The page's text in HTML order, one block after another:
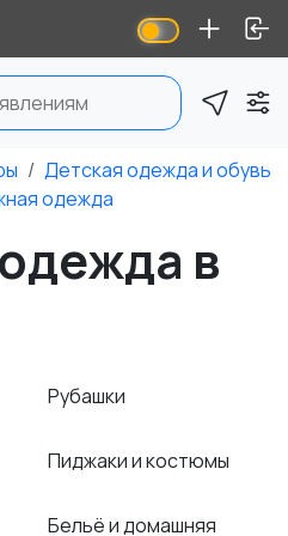
Детская одежда и обувь
одежда
в
Рубашки
Пиджаки и костюмы
Бельё и домашняя